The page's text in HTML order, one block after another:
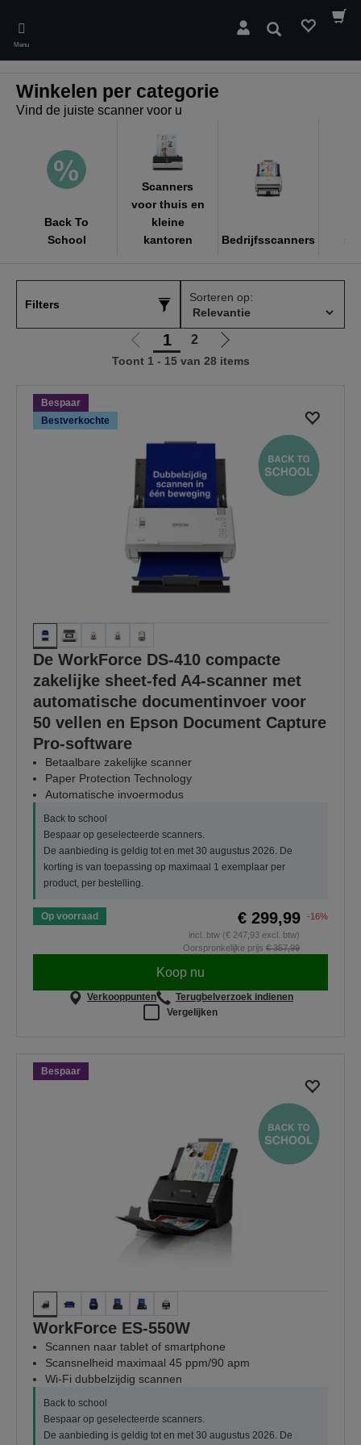
main
content
Menu
Zoeken
Winkelen per categorie
Vind de juiste scanner voor u
Back To
School
Scanners
voor thuis en
kleine
kantoren
Bedrijfsscanners
Filters
Sorteren op:
Ga
naar
1 2
Ga
naar
Toont 1 - 15 van 28 items
Bespaar
Bestverkochte
De WorkForce DS-410 compacte
zakelijke sheet-fed A4-scanner met
automatische documentinvoer voor
50 vellen en Epson Document Capture
Pro-software
Betaalbare zakelijke scanner
Paper Protection Technology
Automatische invoermodus
Back to school
Bespaar op geselecteerde scanners.
De aanbieding is geldig tot en met 30 augustus 2026. De
korting is van toepassing op maximaal 1 exemplaar per
product, per bestelling.
Op voorraad € 299,99
-16%
incl. btw (€ 247,93 excl. btw)
Oorspronkelijke prijs € 357,99
Koop nu
Verkooppunten
Terugbelverzoek indienen
Vergelijken
Bespaar
WorkForce ES-550W
Scannen naar tablet of smartphone
Scansnelheid maximaal 45 ppm/90 apm
Wi-Fi dubbelzijdig scannen
Back to school
Bespaar op geselecteerde scanners.
De aanbieding is geldig tot en met 30 augustus 2026. De